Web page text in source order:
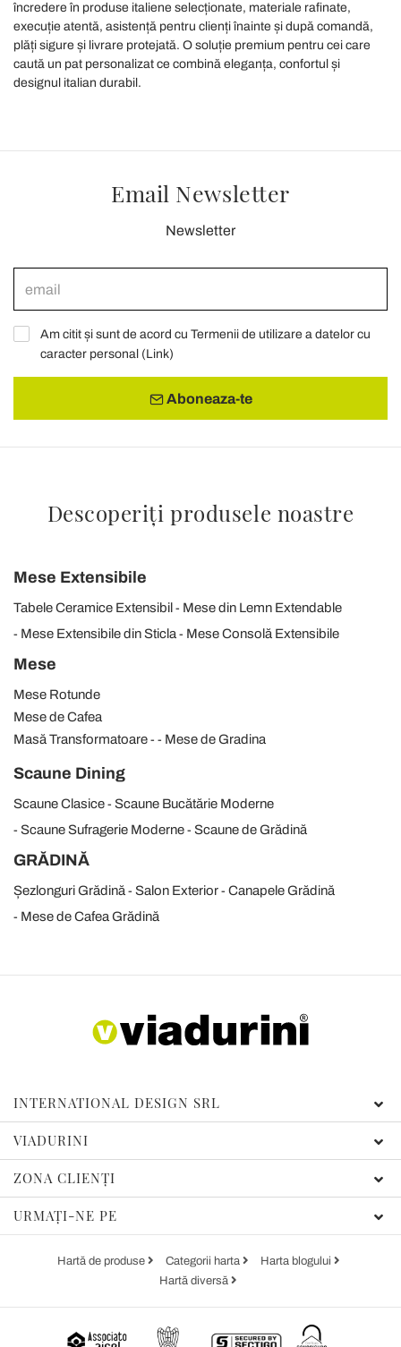
încredere în produse italiene selecționate, materiale rafinate,
execuție atentă, asistență pentru clienți înainte și după comandă,
plăți sigure și livrare protejată. O soluție premium pentru cei care
caută un pat personalizat ce combină eleganța, confortul și
designul italian durabil.
Email Newsletter
Newsletter
Am citit și sunt de acord cu Termenii de utilizare a datelor cu
caracter personal (Link)
Aboneaza-te
Descoperiți produsele noastre
Mese Extensibile
Tabele Ceramice Extensibil
Mese din Lemn Extendable
Mese Extensibile din Sticla
Mese Consolă Extensibile
Mese
Mese Rotunde
Mese de Cafea
Masă Transformatoare
Mese de Gradina
Scaune Dining
Scaune Clasice
Scaune Bucătărie Moderne
Scaune Sufragerie Moderne
Scaune de Grădină
GRĂDINĂ
Șezlonguri Grădină Salon Exterior
Canapele Grădină
Mese de Cafea Grădină
INTERNATIONAL DESIGN SRL
VIADURINI
ZONA CLIENȚI
URMAȚI-NE PE
Hartă de produse Categorii harta
Harta blogului
Hartă diversă